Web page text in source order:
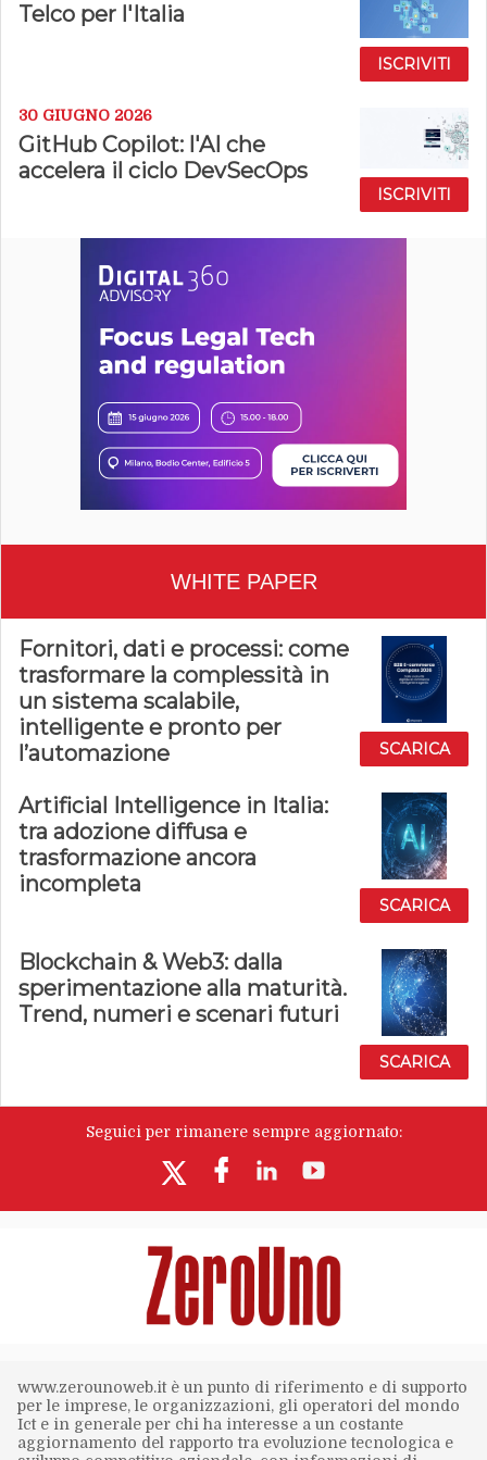
Telco per l'Italia
ISCRIVITI
30 GIUGNO 2026
GitHub Copilot: l'AI che
accelera il ciclo DevSecOps
ISCRIVITI
WHITE PAPER
Fornitori, dati e processi: come
trasformare la complessità in
un sistema scalabile,
intelligente e pronto per
l’automazione
SCARICA
Artificial Intelligence in Italia:
tra adozione diffusa e
trasformazione ancora
incompleta
SCARICA
Blockchain & Web3: dalla
sperimentazione alla maturità.
Trend, numeri e scenari futuri
SCARICA
Seguici per rimanere sempre aggiornato:
www.zerounoweb.it è un punto di riferimento e di supporto
per le imprese, le organizzazioni, gli operatori del mondo
Ict e in generale per chi ha interesse a un costante
aggiornamento del rapporto tra evoluzione tecnologica e